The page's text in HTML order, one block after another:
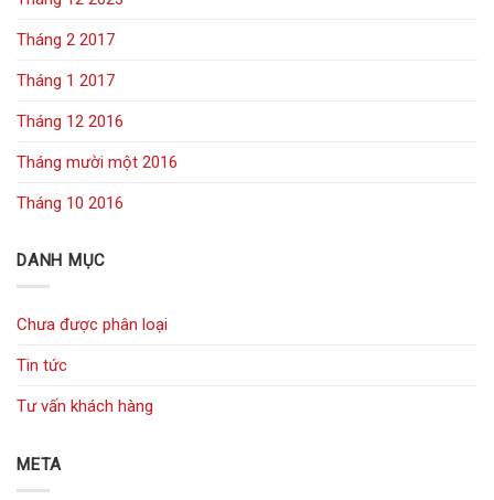
Tháng 2 2017
Tháng 1 2017
Tháng 12 2016
Tháng mười một 2016
Tháng 10 2016
DANH MỤC
Chưa được phân loại
Tin tức
Tư vấn khách hàng
META